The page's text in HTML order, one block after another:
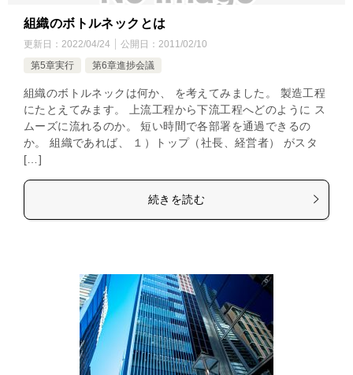
組織のボトルネックとは
更新日： 2022/04/24 公開日： 2011/02/10
第5章実行
第6章進捗会議
組織のボトルネックは何か、 を考えてみました。 製造工程
にたとえてみます。 上流工程から下流工程へどのように ス
ムーズに流れるのか。 短い時間で各部署を通過できるの
か。 組織であれば、 １）トップ（社長、経営者） がスタ
[…]
続きを読む